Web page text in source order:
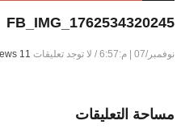
FB_IMG_1762534320245
نوفمبر/07 | م:6:57 / لا توجد تعليقات 11 views
مساحة التعليقات